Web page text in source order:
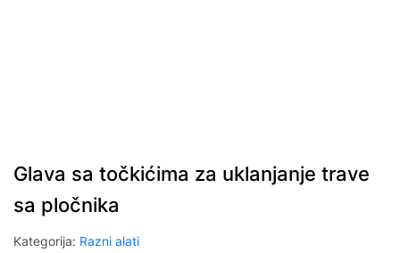
Glava sa točkićima za uklanjanje trave
sa pločnika
Kategorija: Razni alati